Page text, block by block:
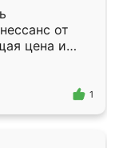
от
цена и
Приехавший
1